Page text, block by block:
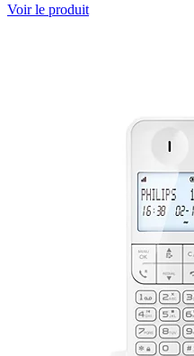
Voir le produit